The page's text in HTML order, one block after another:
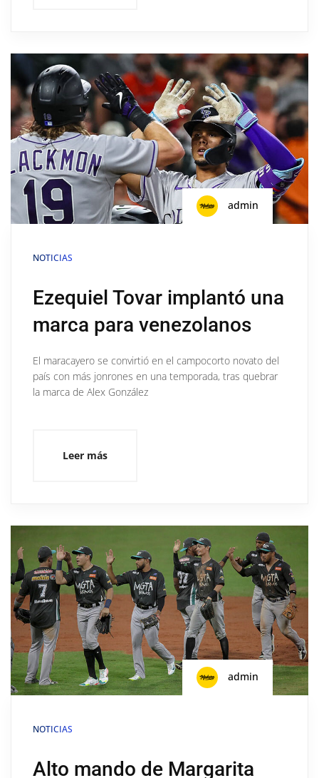
admin
NOTICIAS
Ezequiel Tovar implantó una
marca para venezolanos
El maracayero se convirtió en el campocorto novato del
país con más jonrones en una temporada, tras quebrar
la marca de Alex González
Leer más
admin
NOTICIAS
Alto mando de Margarita